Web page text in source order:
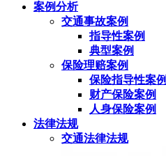
案例分析
交通事故案例
指导性案例
典型案例
保险理赔案例
保险指导性案例
财产保险案例
人身保险案例
法律法规
交通法律法规